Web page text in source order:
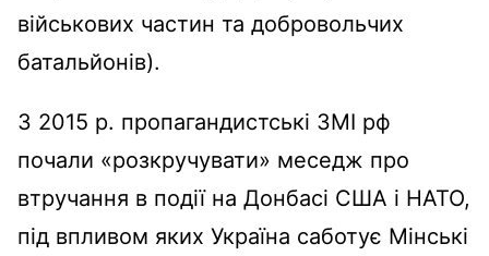
військових частин та добровольчих
батальйонів).
З 2015 р. пропагандистські ЗМІ рф
почали «розкручувати» меседж про
втручання в події на Донбасі США і НАТО,
під впливом яких Україна саботує Мінські